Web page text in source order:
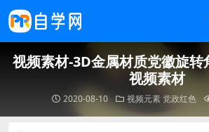
视频素材-3D金属材质党徽旋转
视频素材
2020-08-10 视频元素 党政红色